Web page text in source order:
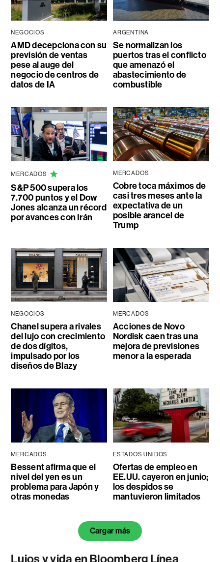
NEGOCIOS
AMD decepciona con su
previsión de ventas
pese al auge del
negocio de centros de
datos de IA
ARGENTINA
Se normalizan los
puertos tras el conflicto
que amenazó el
abastecimiento de
combustible
MERCADOS
S&P 500 supera los
7.700 puntos y el Dow
Jones alcanza un récord
por avances con Irán
MERCADOS
Cobre toca máximos de
casi tres meses ante la
expectativa de un
posible arancel de
Trump
NEGOCIOS
Chanel supera a rivales
del lujo con crecimiento
de dos dígitos,
impulsado por los
diseños de Blazy
MERCADOS
Acciones de Novo
Nordisk caen tras una
mejora de previsiones
menor a la esperada
MERCADOS
Bessent afirma que el
nivel del yen es un
problema para Japón y
otras monedas
ESTADOS UNIDOS
Ofertas de empleo en
EE.UU. cayeron en junio;
los despidos se
mantuvieron limitados
Cargar más
Lujos y vida en Bloomberg Línea